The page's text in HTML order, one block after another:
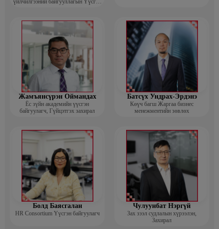
үйлчилгээний байгууллагын Үүсгэн
Жамъянсүрэн Оймандах
Ёс зүйн академийн үүсгэн
байгуулагч, Гүйцэтгэх захирал
Батсүх Ундрах-Эрдэнэ
Көүч багш Жаргаа бизнес
менежментийн зөвлөх
Болд Баясгалан
HR Consortium Үүсгэн байгуулагч
Чулуунбат Нэргүй
Зах зээл судлалын хүрээлэн,
Захирал